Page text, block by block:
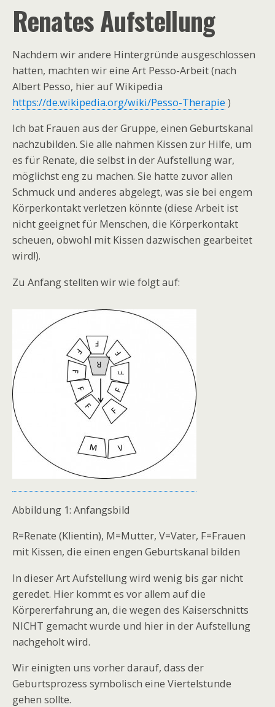
Renates Aufstellung
Nachdem wir andere Hintergründe ausgeschlossen
hatten, machten wir eine Art Pesso-Arbeit (nach
Albert Pesso, hier auf Wikipedia
https://de.wikipedia.org/wiki/Pesso-Therapie )
Ich bat Frauen aus der Gruppe, einen Geburtskanal
nachzubilden. Sie alle nahmen Kissen zur Hilfe, um
es für Renate, die selbst in der Aufstellung war,
möglichst eng zu machen. Sie hatte zuvor allen
Schmuck und anderes abgelegt, was sie bei engem
Körperkontakt verletzen könnte (diese Arbeit ist
nicht geeignet für Menschen, die Körperkontakt
scheuen, obwohl mit Kissen dazwischen gearbeitet
wird!).
Zu Anfang stellten wir wie folgt auf:
Abbildung 1: Anfangsbild
R=Renate (Klientin), M=Mutter, V=Vater, F=Frauen
mit Kissen, die einen engen Geburtskanal bilden
In dieser Art Aufstellung wird wenig bis gar nicht
geredet. Hier kommt es vor allem auf die
Körpererfahrung an, die wegen des Kaiserschnitts
NICHT gemacht wurde und hier in der Aufstellung
nachgeholt wird.
Wir einigten uns vorher darauf, dass der
Geburtsprozess symbolisch eine Viertelstunde
gehen sollte.